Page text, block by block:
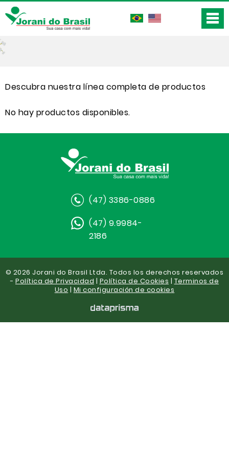
Descubra nuestra línea completa de productos
No hay productos disponibles.
(47) 3386-0886
(47) 9.9984-
2186
© 2026 Jorani do Brasil Ltda. Todos los derechos reservados
- Política de Privacidad | Política de Cookies | Terminos de
Uso | Mi configuración de cookies